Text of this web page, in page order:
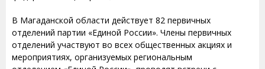
В Магаданской области действует 82 первичных
отделений партии «Единой России». Члены первичных
отделений участвуют во всех общественных акциях и
мероприятиях, организуемых региональным